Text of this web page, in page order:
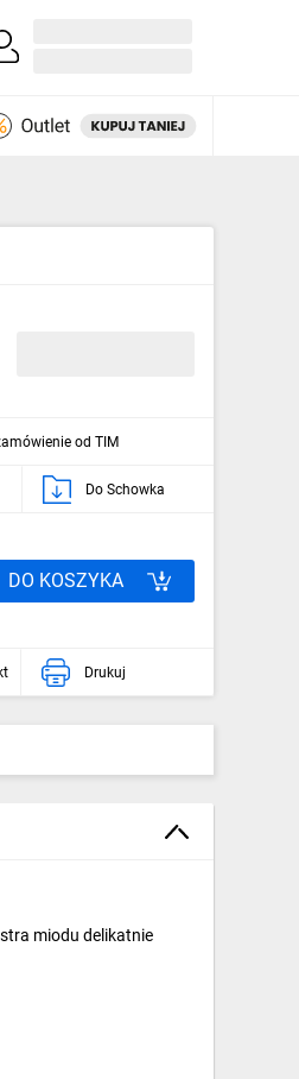
od TIM
Do Schowka
DO KOSZYKA
Drukuj
miodu delikatnie